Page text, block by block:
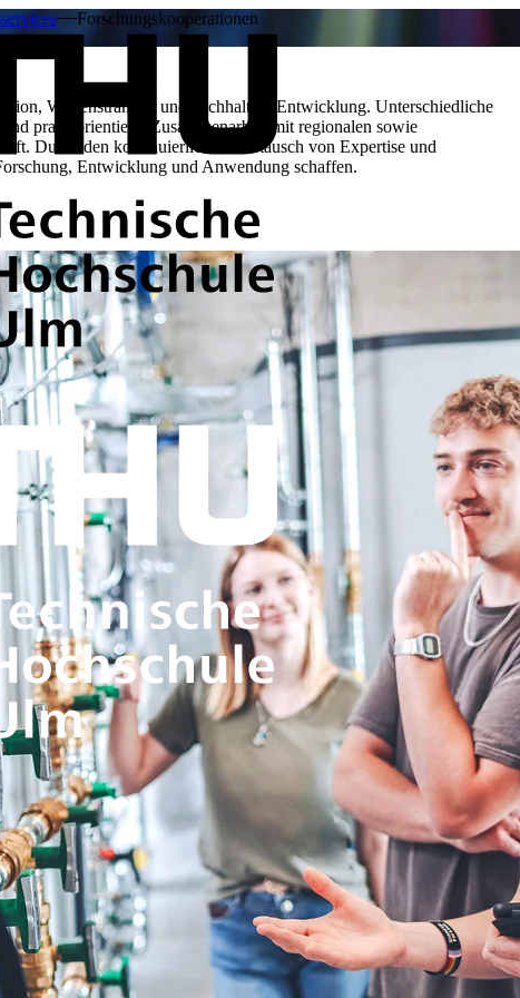
Forschungskooperationen
Wissenstransfer und nachhaltige Entwicklung. Unterschiedliche
praxisorientierte Zusammenarbeit mit regionalen sowie
Durch den kontinuierlichen Austausch von Expertise und
Entwicklung und Anwendung schaffen.
Die THU unterstützt ihre Partner
sowie einer modernen
Unternehmen, öffentlichen
Lösungen entwickelt, aktuelle
vorangetrieben.
Im Mittelpunkt steht dabei eine
versteht sich als aktiver
zu gehen sowie innovative
von Theorie und Praxis
nachhaltigen Mehrwert für alle
Darüber hinaus fördern
Wissenschaftliche Erkenntnisse
aktuelle Herausforderungen aus
dazu bei, Innovationen zu
Entwicklung nachhaltig